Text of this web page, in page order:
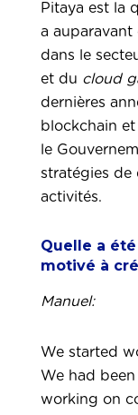
Pitaya est la
a auparavant
dans le
et du cloud
dernières
blockchain
le
stratégies de
activités.
Quelle a
motivé à
Manuel:
We started
We had
working on